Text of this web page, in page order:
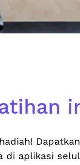
di aplikasi